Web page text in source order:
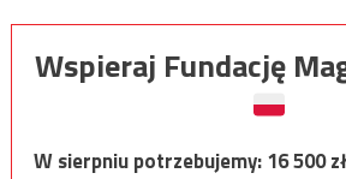
Wspieraj Fundację
W sierpniu potrzebujemy:16 500